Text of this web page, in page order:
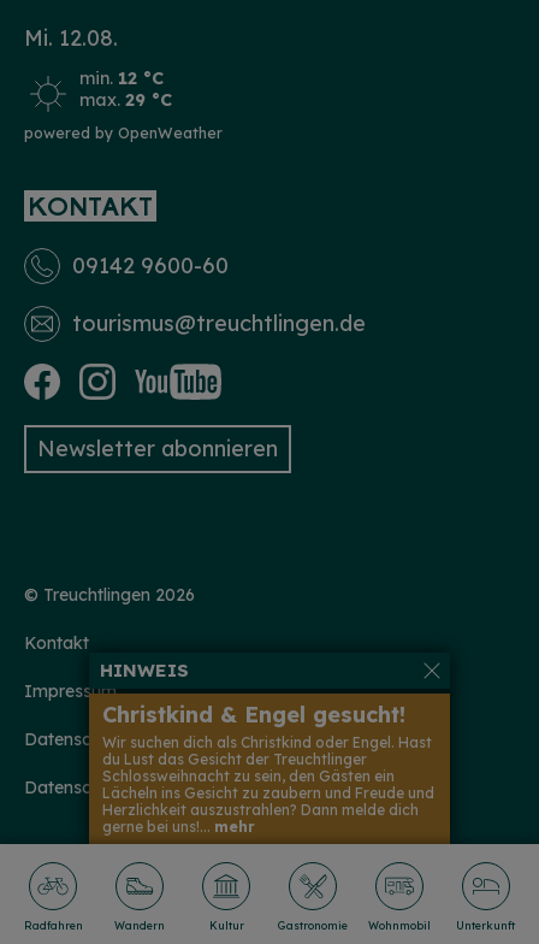
Mi. 12.08.
min. 12 °C
max. 29 °C
powered by OpenWeather
KONTAKT
09142 9600-60
tourismus­@treuchtlingen.de
Newsletter abonnieren
© Treuchtlingen 2026
Kontakt
Impressum
Datenschutzerklärung
Datenschutzeinstellungen
Radfahren Wandern Kultur Gastronomie Wohnmobil Unterkunft
HINWEIS
Christkind & Engel gesucht!
Wir suchen dich als Christkind oder Engel. Hast
du Lust das Gesicht der Treuchtlinger
Schlossweihnacht zu sein, den Gästen ein
Lächeln ins Gesicht zu zaubern und Freude und
Herzlichkeit auszustrahlen? Dann melde dich
gerne bei uns!... mehr